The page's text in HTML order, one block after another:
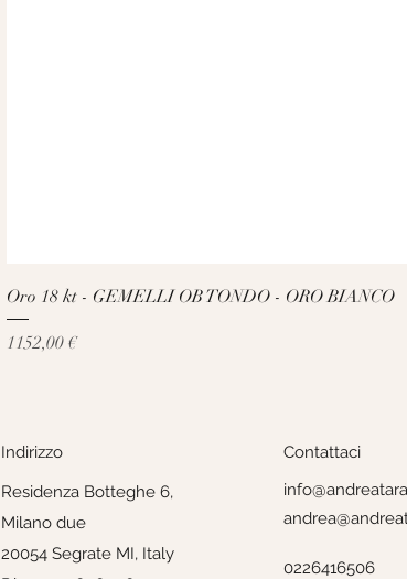
Oro 18 kt - GEMELLI OB TONDO - ORO BIANCO
Prezzo
1152,00 €
Indirizzo
Residenza Botteghe 6,
Milano due
20054 Segrate MI, Italy
Contattaci
0226416506